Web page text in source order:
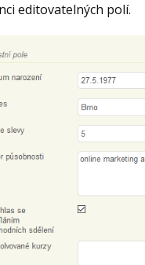
editovatelných polí.